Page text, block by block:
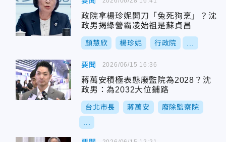
政院拿楊珍妮開刀「兔死狗烹」？沈
政男揭綠營霸凌始祖是蘇貞昌
顏慧欣 楊珍妮 行政院
要聞
蔣萬安積極表態廢監院為2028？沈
政男：為2032大位鋪路
台北市長 蔣萬安 廢除監察院
2026/06/15 16:36